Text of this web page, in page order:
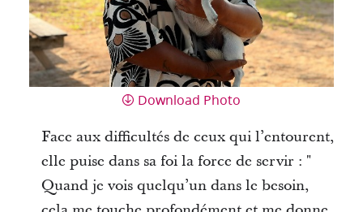
Download Photo
Face aux difficultés de ceux qui l’entourent,
elle puise dans sa foi la force de servir : "
Quand je vois quelqu’un dans le besoin,